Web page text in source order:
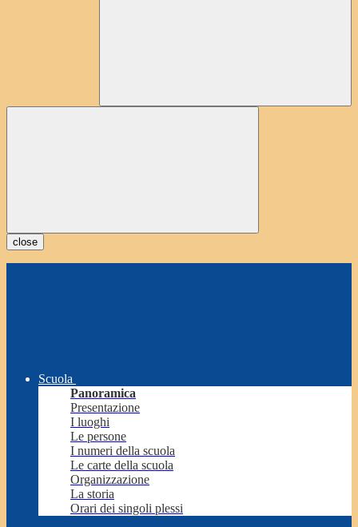
close
Scuola
Panoramica
Presentazione
I luoghi
Le persone
I numeri della scuola
Le carte della scuola
Organizzazione
La storia
Orari dei singoli plessi